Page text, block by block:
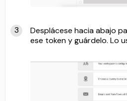
Desplácese hacia abajo
ese token y guárdelo. Lo